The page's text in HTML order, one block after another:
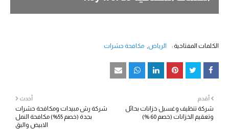
الكلمات المفتاحية : الرياض مكافحة حشرات
أحدث
شركة رش مبيدات ومكافحة حشرات
بجدة (خصم 55%) مكافحة النمل
الابيض والبق
أقدم
شركة تنظيف وغسيل خزانات بحائل
وتعقيم الخزانات (خصم 60 %)